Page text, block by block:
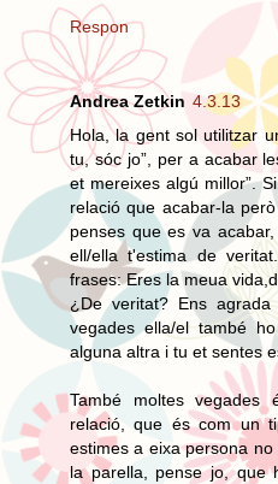
Respon
Andrea Zetkin 4.3.13
Hola, la gent sol utilitzar
tu, sóc jo”, per a acabar
et mereixes algú millor”.
relació que acabar-la
penses que es va
ell/ella t'estima de
frases: Eres la meua
¿De veritat? Ens
vegades ella/el també
alguna altra i tu et sentes
També moltes
relació, que és com un
estimes a eixa persona
la parella, pense jo, que